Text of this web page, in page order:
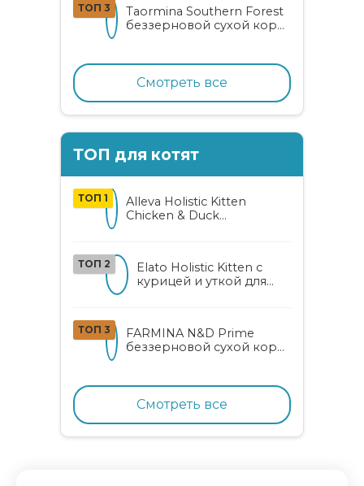
лососем
ТОП 3
Taormina Southern Forest
беззерновой сухой корм
ягодами и овощами
Смотреть все
ТОП для котят
ТОП 1
Alleva Holistic Kitten
Chicken & Duck
ТОП 2
Elato Holistic Kitten с
курицей и уткой для
ТОП 3
FARMINA N&D Prime
беззерновой сухой корм
курицей и гранатом
Смотреть все